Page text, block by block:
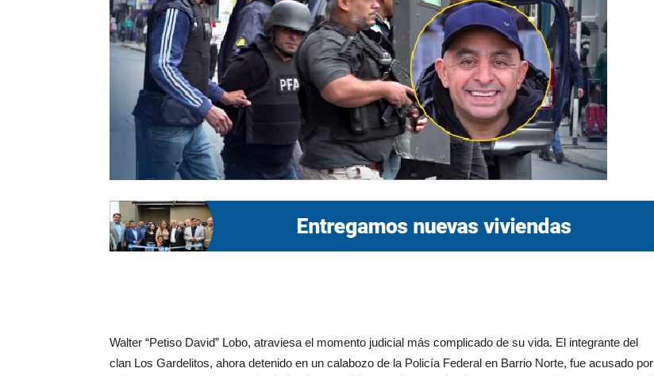
Walter “Petiso David” Lobo, atraviesa el momento judicial más complicado de su vida. El integrante del
clan Los Gardelitos, ahora detenido en un calabozo de la Policía Federal en Barrio Norte, fue acusado por